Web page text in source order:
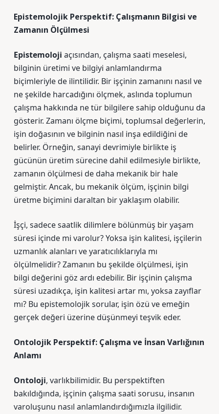
Epistemolojik Perspektif: Çalışmanın Bilgisi ve
Zamanın Ölçülmesi
Epistemoloji açısından, çalışma saati meselesi,
bilginin üretimi ve bilgiyi anlamlandırma
biçimleriyle de ilintilidir. Bir işçinin zamanını nasıl ve
ne şekilde harcadığını ölçmek, aslında toplumun
çalışma hakkında ne tür bilgilere sahip olduğunu da
gösterir. Zamanı ölçme biçimi, toplumsal değerlerin,
işin doğasının ve bilginin nasıl inşa edildiğini de
belirler. Örneğin, sanayi devrimiyle birlikte iş
gücünün üretim sürecine dahil edilmesiyle birlikte,
zamanın ölçülmesi de daha mekanik bir hale
gelmiştir. Ancak, bu mekanik ölçüm, işçinin bilgi
üretme biçimini daraltan bir yaklaşım olabilir.
İşçi, sadece saatlik dilimlere bölünmüş bir yaşam
süresi içinde mi varolur? Yoksa işin kalitesi, işçilerin
uzmanlık alanları ve yaratıcılıklarıyla mı
ölçülmelidir? Zamanın bu şekilde ölçülmesi, işin
bilgi değerini göz ardı edebilir. Bir işçinin çalışma
süresi uzadıkça, işin kalitesi artar mı, yoksa zayıflar
mı? Bu epistemolojik sorular, işin özü ve emeğin
gerçek değeri üzerine düşünmeyi teşvik eder.
Ontolojik Perspektif: Çalışma ve İnsan Varlığının
Anlamı
Ontoloji, varlıkbilimidir. Bu perspektiften
bakıldığında, işçinin çalışma saati sorusu, insanın
varoluşunu nasıl anlamlandırdığımızla ilgilidir.